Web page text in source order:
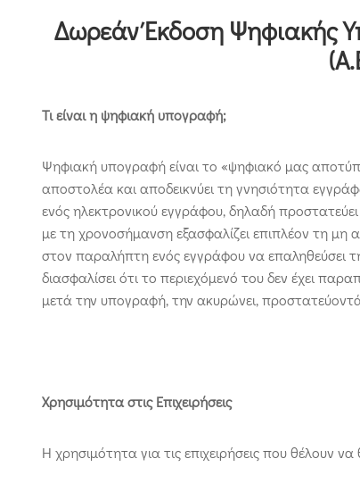
Δωρεάν Έκδοση Ψηφιακής
Τι είναι η ψηφιακή υπογραφή;
Ψηφιακή υπογραφή είναι το «ψηφιακό μας
αποστολέα και αποδεικνύει τη γνησιότητα
ενός ηλεκτρονικού εγγράφου, δηλαδή
με τη χρονοσήμανση εξασφαλίζει επιπλέον τη
στον παραλήπτη ενός εγγράφου να επαληθεύσει
διασφαλίσει ότι το περιεχόμενό του δεν έχει
μετά την υπογραφή, την ακυρώνει,
Χρησιμότητα στις Επιχειρήσεις
Η χρησιμότητα για τις επιχειρήσεις που θέλουν